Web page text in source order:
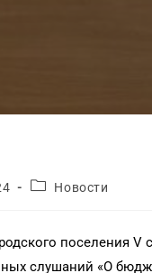
Новости
поселения V
слушаний «О